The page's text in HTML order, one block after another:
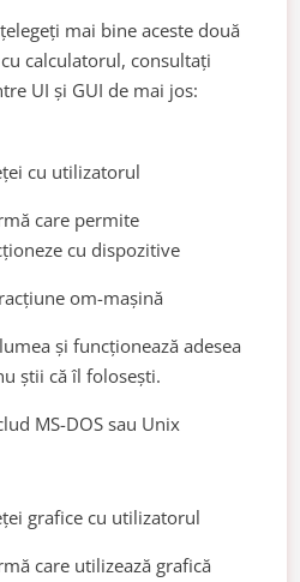
mai bine aceste două
calculatorul, consultați
UI și GUI de mai jos:
cu utilizatorul
care permite
cu dispozitive
om-mașină
și funcționează adesea
știi că îl folosești.
MS-DOS sau Unix
grafice cu utilizatorul
care utilizează grafică